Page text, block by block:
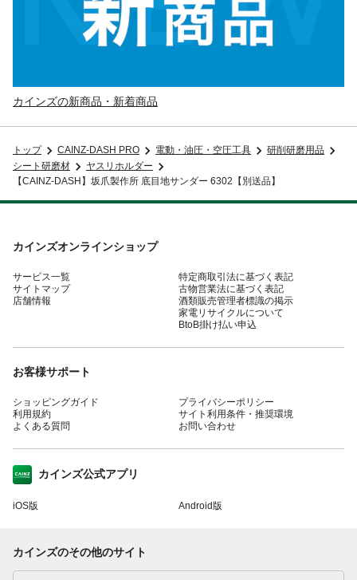
カインズの新商品・新着商品
トップ CAINZ-DASH PRO 電動・油圧・空圧工具
研削研磨用品
シート研磨材
ヤスリホルダー
【CAINZ-DASH】坂爪製作所 底目地サンダー 6302【別送品】
カインズオンラインショップ
サービス一覧
サイトマップ
店舗情報
特定商取引法に基づく表記
古物営業法に基づく表記
酒類販売管理者標識の掲示
家電リサイクルについて
BtoB掛け払い申込
お客様サポート
ショッピングガイド
利用規約
よくある質問
プライバシーポリシー
サイト利用条件・推奨環境
お問い合わせ
カインズ公式アプリ
iOS版 Android版
カインズのその他のサイト